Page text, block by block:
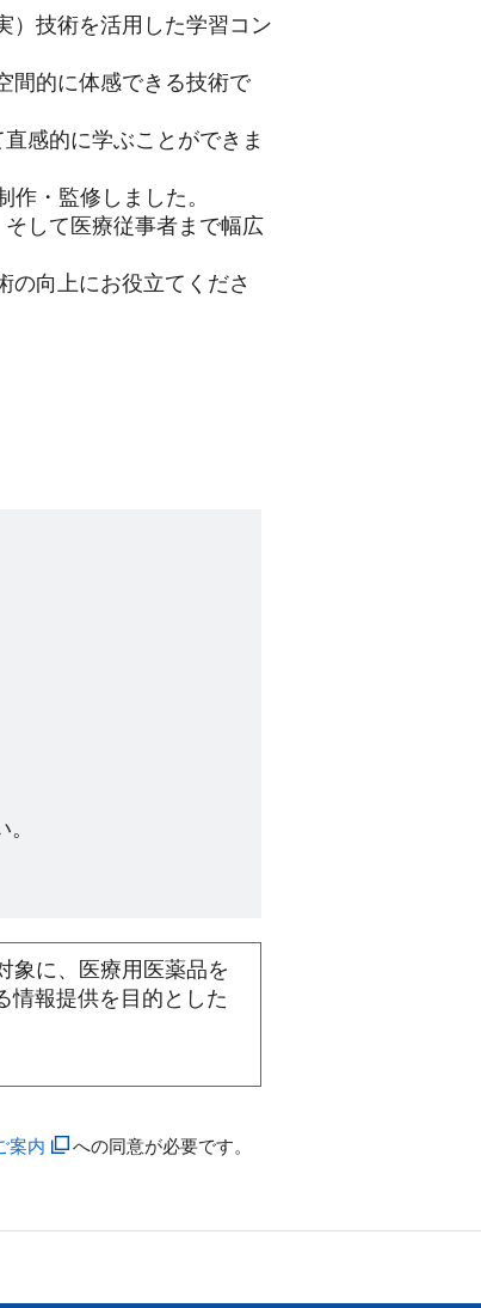
）技術を活用した学習コン
間的に体感できる技術で
感的に学ぶことができま
・監修しました。
して医療従事者まで幅広
の向上にお役立てくださ
象に、医療用医薬品を
情報提供を目的とした
案内 への同意が必要です。